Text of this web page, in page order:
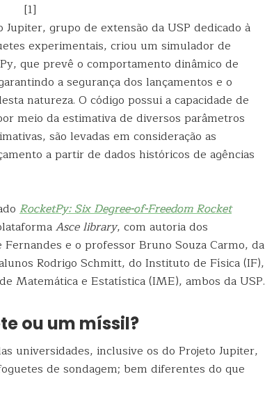
[1]
grupo de extensão da USP dedicado à
experimentais, criou um simulador de
que prevê o comportamento dinâmico de
a segurança dos lançamentos e o
natureza. O código possui a capacidade de
meio da estimativa de diversos parâmetros
são levadas em consideração as
a partir de dados históricos de agências
RocketPy: Six Degree-of-Freedom Rocket
Asce library, com autoria dos
e o professor Bruno Souza Carmo, da
Rodrigo Schmitt, do Instituto de Física (IF),
Matemática e Estatística (IME), ambos da USP.
ou um míssil?
universidades, inclusive os do Projeto Jupiter,
de sondagem; bem diferentes do que